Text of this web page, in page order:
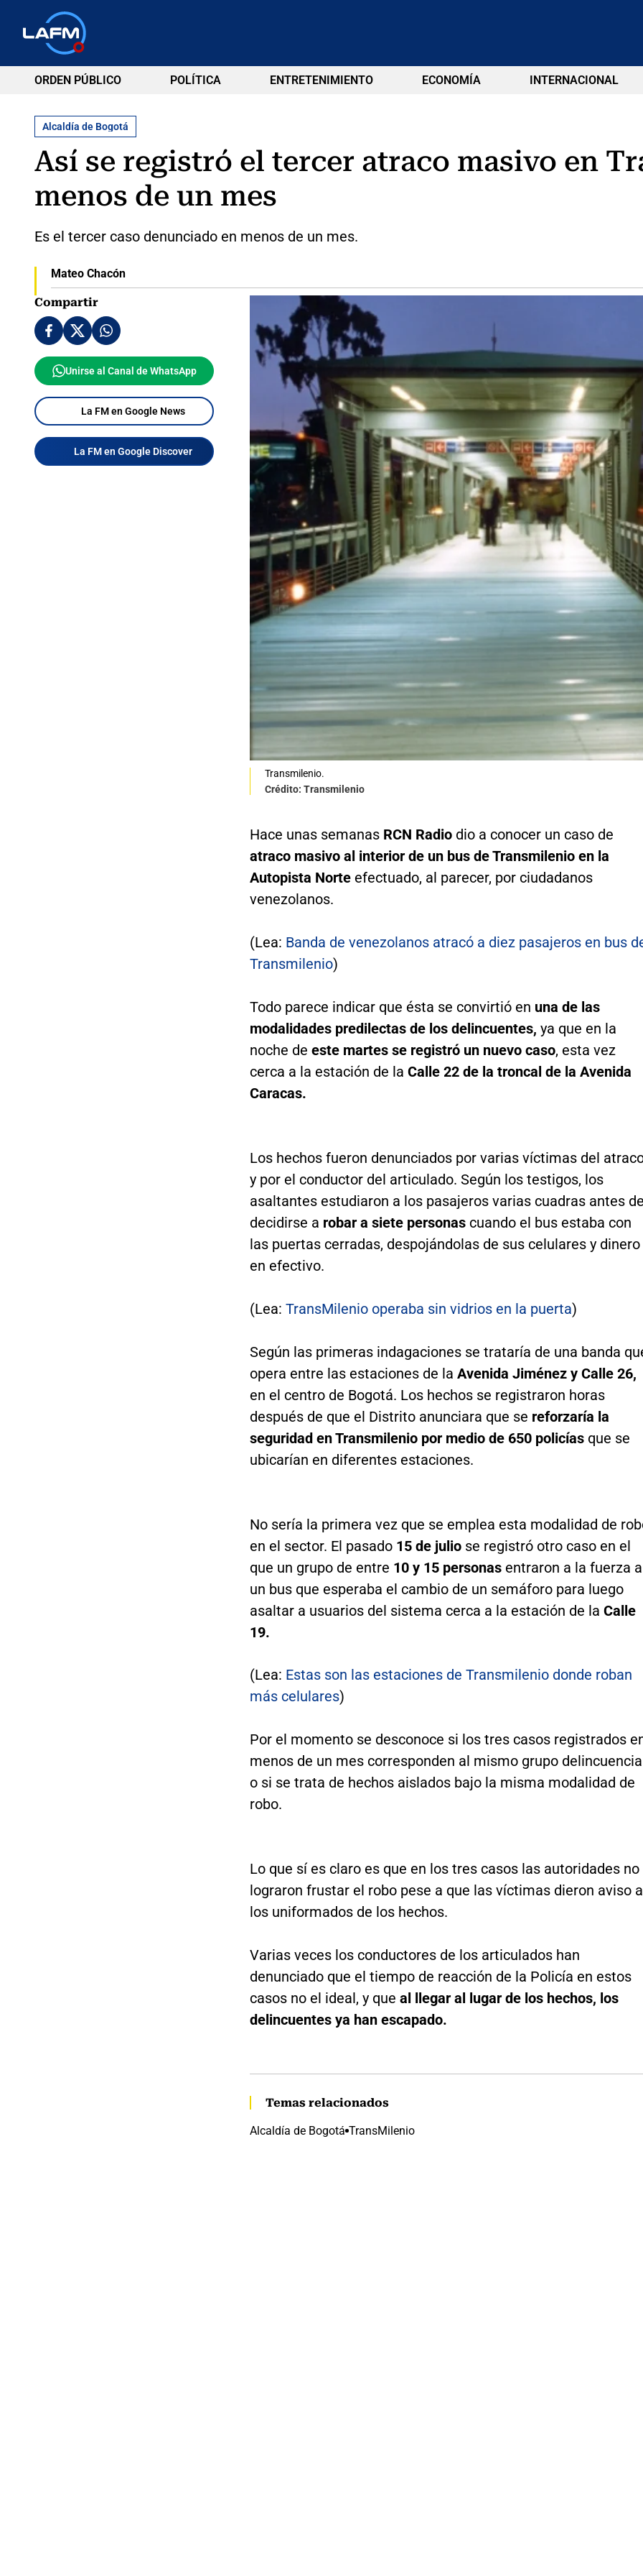
ORDEN PÚBLICO POLÍTICA ENTRETENIMIENTO ECONOMÍA INTERNACIONAL
Alcaldía de Bogotá
Así se registró el tercer atraco masivo en
menos de un mes
Es el tercer caso denunciado en menos de un mes.
Mateo Chacón
Compartir
Unirse al Canal de WhatsApp
La FM en Google News
La FM en Google Discover
Transmilenio.
Crédito: Transmilenio
Hace unas semanas RCN Radio dio a conocer un caso de
atraco masivo al interior de un bus de Transmilenio en la
Autopista Norteefectuado, al parecer, por ciudadanos
venezolanos.
(Lea: Banda de venezolanos atracó a diez pasajeros en bus
Transmilenio)
Todo parece indicar que ésta se convirtió en una de las
modalidades predilectas de los delincuentes, ya que en la
noche de este martes se registró un nuevo caso, esta vez
cerca a la estación de la Calle 22 de la troncal de la Avenida
Caracas.
Los hechos fueron denunciados por varias víctimas del
y por el conductor del articulado. Según los testigos, los
asaltantes estudiaron a los pasajeros varias cuadras antes
decidirse a robar a siete personascuando el bus estaba con
las puertas cerradas, despojándolas de sus celulares y dinero
en efectivo.
(Lea: TransMilenio operaba sin vidrios en la puerta)
Según las primeras indagaciones se trataría de una banda
opera entre las estaciones de la Avenida Jiménez y Calle 26,
en el centro de Bogotá. Los hechos se registraron horas
después de que el Distrito anunciara que se reforzaría la
seguridad en Transmilenio por medio de 650 policíasque se
ubicarían en diferentes estaciones.
No sería la primera vez que se emplea esta modalidad de
en el sector. El pasado15 de julio se registró otro caso en el
que un grupo de entre 10 y 15 personas entraron a la fuerza a
un bus que esperaba el cambio de un semáforo para luego
asaltar a usuarios del sistema cerca a la estación de la Calle
19.
(Lea: Estas son las estaciones de Transmilenio donde roban
más celulares)
Por el momento se desconoce si los tres casos registrados
menos de un mes corresponden al mismo grupo
o si se trata de hechos aislados bajo la misma modalidad de
robo.
Lo que sí es claro es que en los tres casos las autoridades no
lograron frustar el robo pese a que las víctimas dieron aviso a
los uniformados de los hechos.
Varias veces los conductores de los articulados han
denunciado que el tiempo de reacción de la Policía en estos
casos no el ideal, y que al llegar al lugar de los hechos, los
delincuentes ya han escapado.
Temas relacionados
Alcaldía de Bogotá TransMilenio